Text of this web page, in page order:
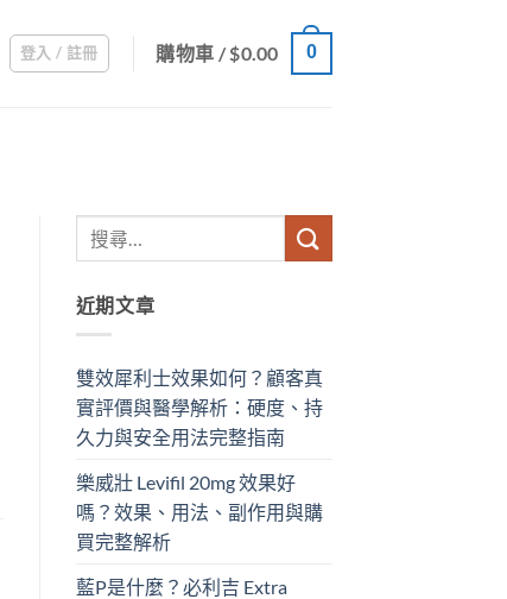
登入 / 註冊 購物車 /$0.00 0
近期文章
雙效犀利士效果如何？顧客真
實評價與醫學解析：硬度、持
久力與安全用法完整指南
樂威壯 Levifil 20mg 效果好
嗎？效果、用法、副作用與購
買完整解析
藍P是什麼？必利吉 Extra